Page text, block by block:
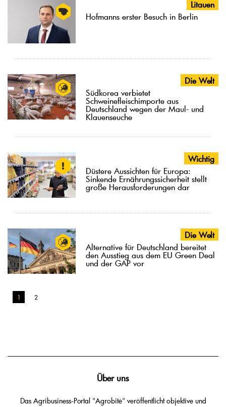
Litauen
Hofmanns erster Besuch in Berlin
Die Welt
Südkorea verbietet
Schweinefleischimporte aus
Deutschland wegen der Maul- und
Klauenseuche
Wichtig
Düstere Aussichten für Europa:
Sinkende Ernährungssicherheit stellt
große Herausforderungen dar
Die Welt
Alternative für Deutschland bereitet
den Ausstieg aus dem EU Green Deal
und der GAP vor
1 2
Über uns
Das Agribusiness-Portal "Agrobitė" veröffentlicht objektive und